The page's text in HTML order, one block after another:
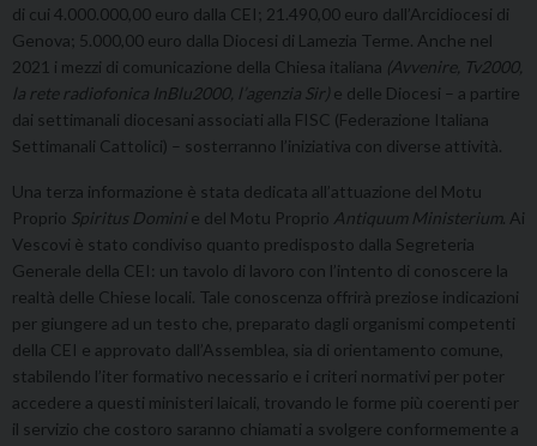
di cui 4.000.000,00 euro dalla CEI; 21.490,00 euro dall’Arcidiocesi di
Genova; 5.000,00 euro dalla Diocesi di Lamezia Terme. Anche nel
2021 i mezzi di comunicazione della Chiesa italiana (Avvenire, Tv2000,
la rete radiofonica InBlu2000, l’agenzia Sir) e delle Diocesi – a partire
dai settimanali diocesani associati alla FISC (Federazione Italiana
Settimanali Cattolici) – sosterranno l’iniziativa con diverse attività.
Una terza informazione è stata dedicata all’attuazione del Motu
Proprio Spiritus Dominie del Motu Proprio Antiquum Ministerium. Ai
Vescovi è stato condiviso quanto predisposto dalla Segreteria
Generale della CEI: un tavolo di lavoro con l’intento di conoscere la
realtà delle Chiese locali. Tale conoscenza offrirà preziose indicazioni
per giungere ad un testo che, preparato dagli organismi competenti
della CEI e approvato dall’Assemblea, sia di orientamento comune,
stabilendo l’iter formativo necessario e i criteri normativi per poter
accedere a questi ministeri laicali, trovando le forme più coerenti per
il servizio che costoro saranno chiamati a svolgere conformemente a